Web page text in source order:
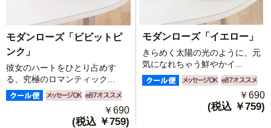
モダンローズ「ビビットピ
ンク」
彼女のハートをひとり占めす
る、究極のロマンティック...
￥690
(税込 ￥759)
モダンローズ「イエロー」
きらめく太陽の光のように、元
気になれちゃう鮮やかイ...
￥690
(税込 ￥759)